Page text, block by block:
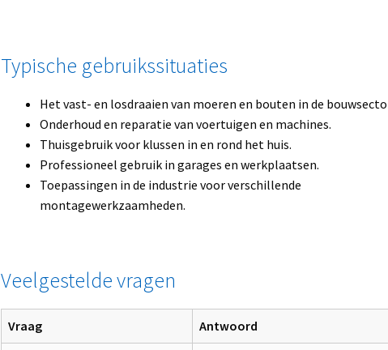
Typische gebruikssituaties
Het vast- en losdraaien van moeren en bouten in de
Onderhoud en reparatie van voertuigen en machines.
Thuisgebruik voor klussen in en rond het huis.
Professioneel gebruik in garages en werkplaatsen.
Toepassingen in de industrie voor verschillende
montagewerkzaamheden.
Veelgestelde vragen
Vraag Antwoord